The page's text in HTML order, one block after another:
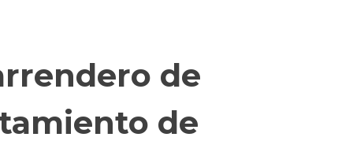
de
de